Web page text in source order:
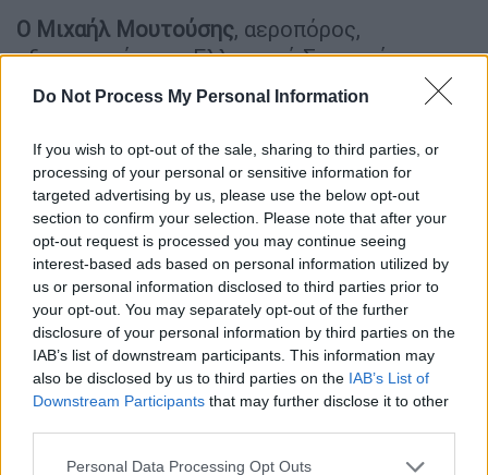
Do Not Process My Personal Information
If you wish to opt-out of the sale, sharing to third parties, or
processing of your personal or sensitive information for
targeted advertising by us, please use the below opt-out
section to confirm your selection. Please note that after your
opt-out request is processed you may continue seeing
interest-based ads based on personal information utilized by
us or personal information disclosed to third parties prior to
your opt-out. You may separately opt-out of the further
disclosure of your personal information by third parties on the
IAB’s list of downstream participants. This information may
also be disclosed by us to third parties on the IAB’s List of
Downstream Participants that may further disclose it to other
Please note that this website/app uses one or more Google
Personal Data Processing Opt Outs
Ο Μιχαήλ Μουτούσης, αεροπόρος,
αξιωματικός του Ελληνικού Στρατού και
μετέπειτα της Αεροπορίας και ο Αριστείδης
Μωραϊτίνης, αξιωματικός του Πολεμικού
Ναυτικού και από τους πρωτοπόρους της
ελληνικής αεροπορίας, μετά την Ναυμαχία
της Έλλης στο πλαίσιο του Α’ Βαλκανικού
Πολέμου, βρισκόταν στον Μούδρο της
Λήμνου. Για τον λόγο αποφυγής
αιφνιδιασμού, θεωρήθηκε σημαντικό να
συλλεχθούν πληροφορίες για τη θέση και
την κατάσταση του στόλου των Τούρκων·
διατάχθηκε αναγνωριστική αποστολή με
υδροπλάνο τύπου Maurice Farman MF.7.